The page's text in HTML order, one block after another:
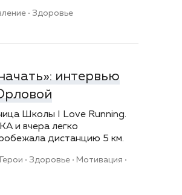
Здоровье
интервью
Школы I Love Running.
и вчера легко
дистанцию 5 км.
Герои Здоровье
Мотивация